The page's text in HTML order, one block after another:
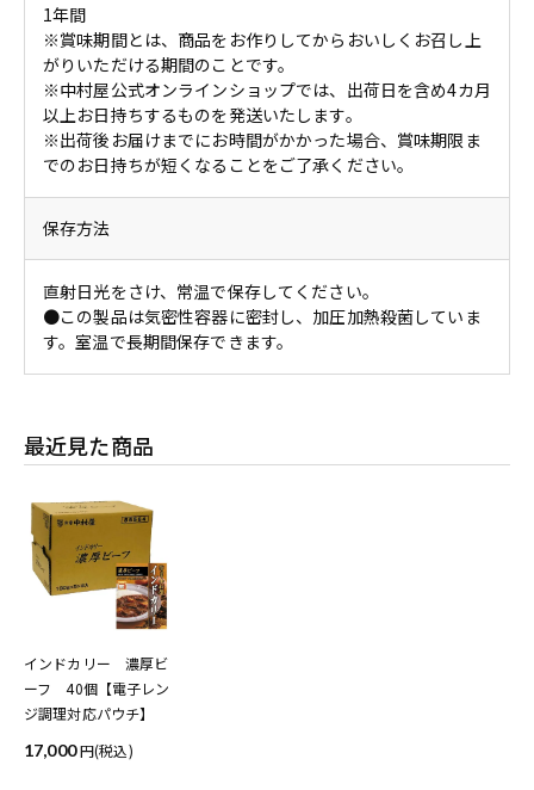
1年間
※賞味期間とは、商品をお作りしてからおいしくお召し上
がりいただける期間のことです。
※中村屋公式オンラインショップでは、出荷日を含め4カ月
以上お日持ちするものを発送いたします。
※出荷後お届けまでにお時間がかかった場合、賞味期限ま
でのお日持ちが短くなることをご了承ください。
保存方法
直射日光をさけ、常温で保存してください。
●この製品は気密性容器に密封し、加圧加熱殺菌していま
す。室温で長期間保存できます。
最近見た商品
インドカリー 濃厚ビ
ーフ 40個【電子レン
ジ調理対応パウチ】
17,000
(税込)